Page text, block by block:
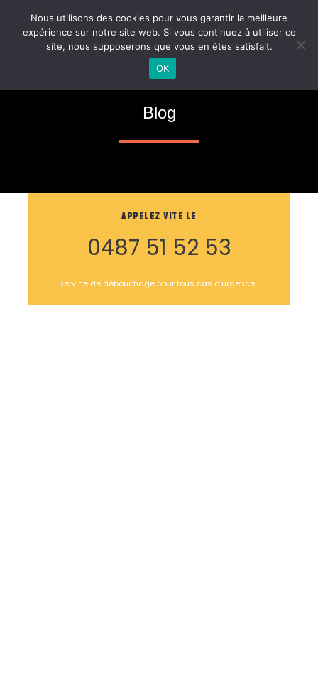
Blog
Appelez vite le
0487 51 52 53
Service de débouchage pour tous cas d’urgence !
Nous utilisons des cookies pour vous garantir la meilleure
expérience sur notre site web. Si vous continuez à utiliser ce
site, nous supposerons que vous en êtes satisfait.
OK